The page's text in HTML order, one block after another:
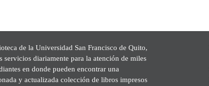
de la Universidad San Francisco de Quito,
servicios diariamente para la atención de miles
en donde pueden encontrar una
y actualizada colección de libros impresos